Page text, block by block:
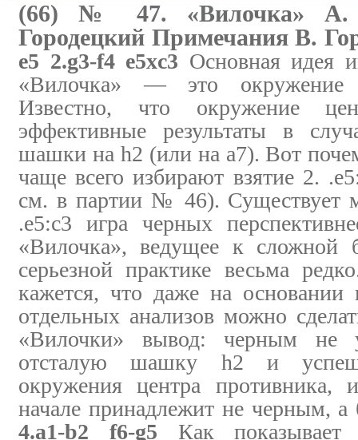
(66) № 47. «Вилочка» А.
Городецкий Примечания В.
e5 2.g3-f4 e5xc3 Основная идея
«Вилочка» — это окружение
Известно, что окружение
эффективные результаты в
шашки на h2 (или на а7). Вот
чаще всего избирают взятие 2.
см. в партии № 46). Существует
.е5:с3 игра черных
«Вилочка», ведущее к сложной
серьезной практике весьма
кажется, что даже на
отдельных анализов можно
«Вилочки» вывод: черным не
отсталую шашку h2 и
окружения центра противника,
начале принадлежит не черным,
4.a1-b2 f6-g5 Как показывает